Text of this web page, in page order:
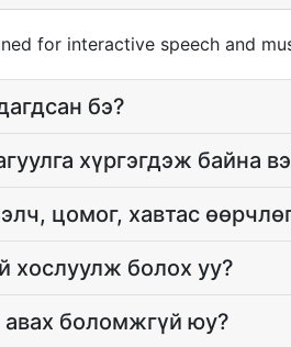
for interactive speech and
бэ?
хүргэгдэж байна
цомог, хавтас
хослуулж болох уу?
боломжгүй юу?